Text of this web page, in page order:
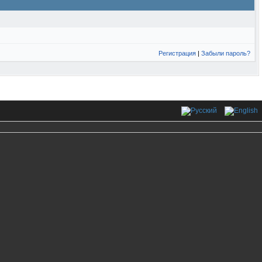
Регистрация | Забыли пароль?